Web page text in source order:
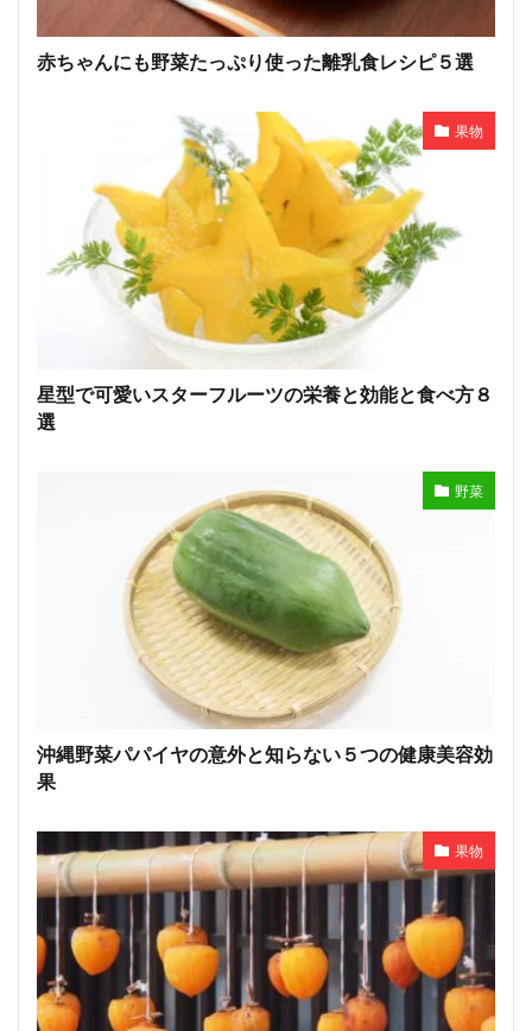
赤ちゃんにも野菜たっぷり使った離乳食レシピ５選
果物
星型で可愛いスターフルーツの栄養と効能と食べ方８
選
野菜
沖縄野菜パパイヤの意外と知らない５つの健康美容効
果
果物